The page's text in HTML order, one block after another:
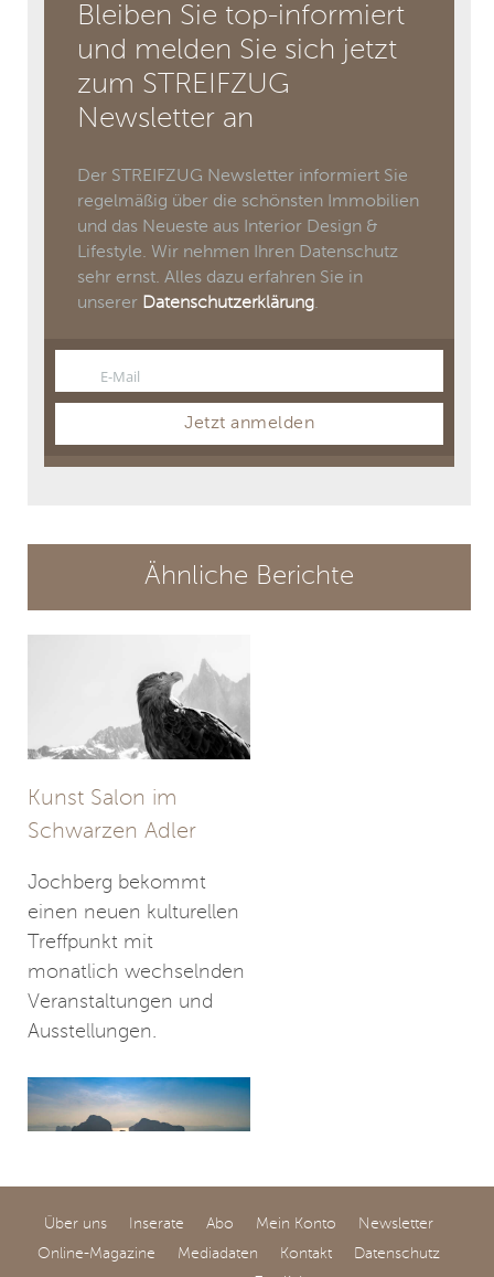
Bleiben Sie top-informiert
und melden Sie sich jetzt
zum STREIFZUG
Newsletter an
Der STREIFZUG Newsletter informiert Sie
regelmäßig über die schönsten Immobilien
und das Neueste aus Interior Design &
Lifestyle. Wir nehmen Ihren Datenschutz
sehr ernst. Alles dazu erfahren Sie in
unserer Datenschutzerklärung.
EmailE-Mail
Jetzt anmelden
Ähnliche Berichte
Kunst Salon im
Schwarzen Adler
Jochberg bekommt
einen neuen kulturellen
Treffpunkt mit
monatlich wechselnden
Veranstaltungen und
Ausstellungen.
Über uns Inserate Abo Mein Konto
Newsletter
Online-Magazine
Mediadaten Kontakt
Datenschutz